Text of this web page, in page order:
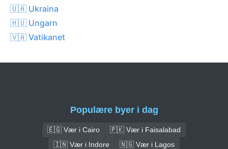
🇺🇦 Ukraina
🇭🇺 Ungarn
🇻🇦 Vatikanet
Populære byer i dag
🇪🇬 Vær i Cairo
🇵🇰 Vær i Faisalabad
🇮🇳 Vær i Indore
🇳🇬 Vær i Lagos